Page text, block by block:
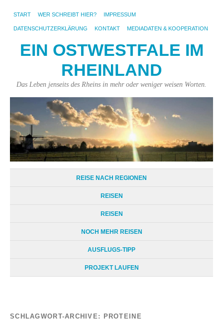
START WER SCHREIBT HIER? IMPRESSUM
DATENSCHUTZERKLÄRUNG KONTAKT MEDIADATEN & KOOPERATION
EIN OSTWESTFALE IM
RHEINLAND
Das Leben jenseits des Rheins in mehr oder weniger weisen Worten.
REISE NACH REGIONEN
REISEN
REISEN
NOCH MEHR REISEN
AUSFLUGS-TIPP
PROJEKT LAUFEN
SCHLAGWORT-ARCHIVE: PROTEINE